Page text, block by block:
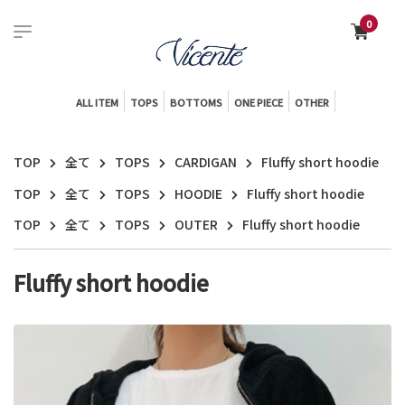
0
ALL ITEM TOPS BOTTOMS ONE PIECE OTHER
TOP 全て TOPS CARDIGAN
Fluffy short hoodie
TOP
全て TOPS HOODIE
Fluffy short hoodie
TOP
全て TOPS OUTER Fluffy short hoodie
Fluffy short hoodie